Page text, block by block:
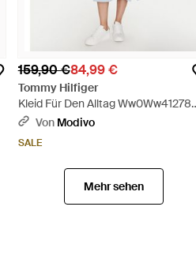
159,90 €84,99 €
Tommy Hilfiger
Kleid Für Den Alltag Ww0Ww41278
Regular Fit - Blau
Von Modivo
SALE
Mehr sehen